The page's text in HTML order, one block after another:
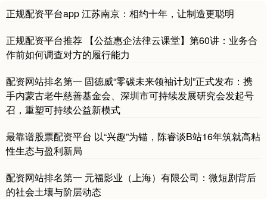
深证成指 14110.12 -34.08 -0.24%
沪深300 4651.31 -6.85 -0.15%
正规配资平台app 江苏南京：相约十年，让制造更聪明
正规配资平台推荐 【公益惠企法律云课堂】第60讲：业务合
作前如何调查对方的履行能力
配资网站排名第一 固德威“零碳未来领袖计划”正式发布：携
手内蒙古老牛慈善基金会、深圳市可持续发展研究会发起号
召，重塑可持续公益新模式
最靠谱股票配资平台 以“兴趣”为锚，陈睿谈B站16年筑就高粘
性生态与盈利新局
配资网站排名第一 元福影业（上海）有限公司：微短剧背后
的社会土壤与阶层动态